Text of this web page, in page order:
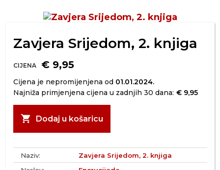
Zavjera Srijedom, 2. knjiga
CIJENA € 9,95
Cijena je nepromijenjena od 01.01.2024.
Najniža primjenjena cijena u zadnjih 30 dana: € 9,95
shopping_cart Dodaj u košaricu
Naziv:
Zavjera Srijedom, 2. knjiga